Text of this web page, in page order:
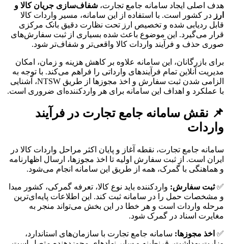
هدف اصلی ایجاد سامانه جامع تجارت، شفاف‌سازی جریان کالا و
ارز در کشور است. با استفاده از این سامانه، مسیر واردات کالا
قابل ردیابی شده و تخصیص ارز تحت نظارت دقیق بانک مرکزی
قرار می‌گیرد. این موضوع باعث شده بسیاری از ثبت سفارش‌های
صوری حذف و فرآیند واردات کالا واقعی‌تر و شفاف‌تر شود.
برای بازرگانان، این سامانه علاوه بر کاهش هزینه و زمان، امکان
مدیریت آنلاین تمام فرآیندهای وارداتی را فراهم می‌کند. با توجه به
الزامی شدن ثبت سفارش و اخذ مجوزها از طریق NTSW، آشنایی
با عملکرد و اهداف این سامانه برای هر واردکننده‌ای ضروری است.
📌 نقش سامانه جامع تجارت در فرآیند
واردات
سامانه جامع تجارت، نقطه آغاز و پایان اکثر مراحل واردات کالا در
ایران است. از ثبت سفارش اولیه تا اخذ مجوزها، ارسال اظهارنامه
و هماهنگی با گمرک، همه از طریق این سامانه انجام می‌شود.
✅ثبت سفارش: واردکننده باید نوع کالا، تعرفه گمرکی، کشور مبدا
و مشخصات حمل را در سامانه ثبت کند. این اطلاعات پایه‌ای‌ترین
مرحله واردات است و هر خطا در این بخش می‌تواند منجر به
مغایرت اسناد در گمرک شود.
✅ اخذ مجوزها: سامانه جامع تجارت با سازمان‌های استاندارد،